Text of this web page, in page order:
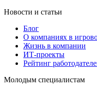
Новости и статьи
Блог
О компаниях в
Жизнь в компании
ИТ-проекты
Рейтинг
Молодым специалистам